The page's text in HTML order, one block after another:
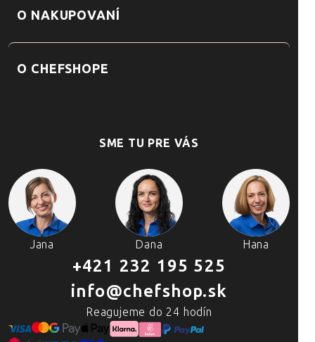
O NAKUPOVANÍ
O CHEFSHOPE
SME TU PRE VÁS
Jana Dana Hana
+421 232 195 525
info@chefshop.sk
Reagujeme do 24 hodín